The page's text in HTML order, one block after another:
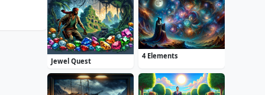
Jewel Quest
4 Elements